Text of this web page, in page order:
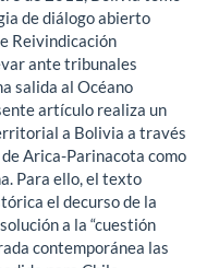
de diálogo abierto
Reivindicación
ante tribunales
salida al Océano
artículo realiza un
a Bolivia a través
Arica-Parinacota como
Para ello, el texto
el decurso de la
a la “cuestión
contemporánea las